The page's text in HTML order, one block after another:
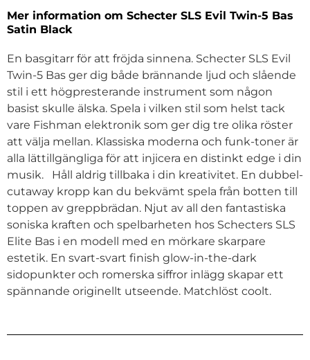
Mer information om Schecter SLS Evil Twin-5 Bas
Satin Black
En basgitarr för att fröjda sinnena. Schecter SLS Evil
Twin-5 Bas ger dig både brännande ljud och slående
stil i ett högpresterande instrument som någon
basist skulle älska. Spela i vilken stil som helst tack
vare Fishman elektronik som ger dig tre olika röster
att välja mellan. Klassiska moderna och funk-toner är
alla lättillgängliga för att injicera en distinkt edge i din
musik. Håll aldrig tillbaka i din kreativitet. En dubbel-
cutaway kropp kan du bekvämt spela från botten till
toppen av greppbrädan. Njut av all den fantastiska
soniska kraften och spelbarheten hos Schecters SLS
Elite Bas i en modell med en mörkare skarpare
estetik. En svart-svart finish glow-in-the-dark
sidopunkter och romerska siffror inlägg skapar ett
spännande originellt utseende. Matchlöst coolt.